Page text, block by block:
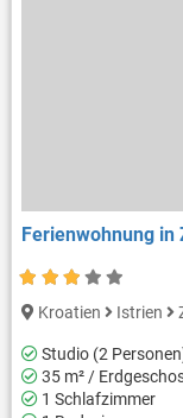
Ferienwohnung
Kroatien Istrien
Studio (2
35 m² /
1 Schlafzimmer